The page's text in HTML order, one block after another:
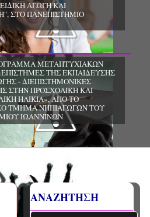
ΜΕΤΑΠΤΥΧΙΑΚΩΝ
ΤΗΣ ΑΓΩΓΗΣ -
ΕΦΑΡΜΟΓΕΣ», ΑΠΟ ΤΟ
ΚΡΗΤΗΣ
ΑΝΑΖΗΤΗΣΗ